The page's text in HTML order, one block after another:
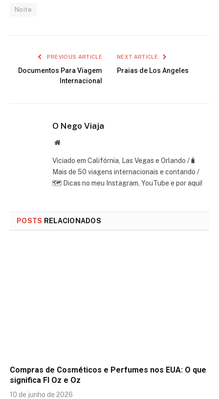
Noite
PREVIOUS ARTICLE
Documentos Para Viagem
Internacional
NEXT ARTICLE
Praias de Los Angeles
O Nego Viaja
Website
Viciado em Califórnia, Las Vegas e Orlando /🧳
Mais de 50 viagens internacionais e contando /
🗺 Dicas no meu Instagram, YouTube e por aqui!
POSTS RELACIONADOS
Compras de Cosméticos e Perfumes nos EUA: O que
significa Fl Oz e Oz
10 de junho de 2026